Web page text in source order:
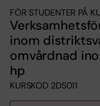
FÖR STUDENTER PÅ
inom
omvårdnad
hp
KURSKOD 2DS011